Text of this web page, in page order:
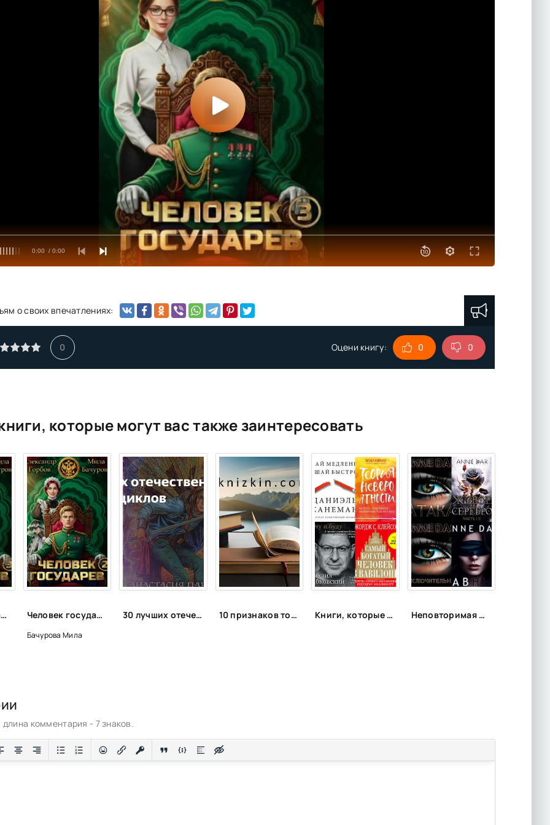
0:00 / 0:00
о своих впечатлениях:
0 Оцени книгу: 0 0
которые могут вас также заинтересовать
Человек государев. Книга 3 - Бачурова Мила Человек государев. Книга 2 - Александр ''Котобус'' Горбов, Мила Бачурова
Бачурова Мила
30 лучших отечественных фэнтези циклов 10 признаков того, что вы умнее большинства людей по мнению психологов Книги, которые подарят энергию Неповторимая фантастика Anne Dar в аудио
комментария - 7 знаков.